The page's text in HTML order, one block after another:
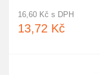
16,60 Kč s DPH
13,72 Kč